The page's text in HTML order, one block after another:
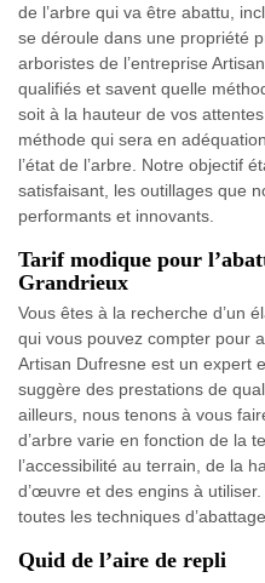
de l’arbre qui va être abattu,
se déroule dans une propriété
arboristes de l’entreprise
qualifiés et savent quelle
soit à la hauteur de vos
méthode qui sera en
l’état de l’arbre. Notre objectif
satisfaisant, les outillages que
performants et innovants.
Tarif modique pour
Grandrieux
Vous êtes à la recherche d’un
qui vous pouvez compter pour
Artisan Dufresne est un expert
suggère des prestations de
ailleurs, nous tenons à vous
d’arbre varie en fonction de la
l’accessibilité au terrain, de la
d’œuvre et des engins à
toutes les techniques
Quid de l’aire de repli